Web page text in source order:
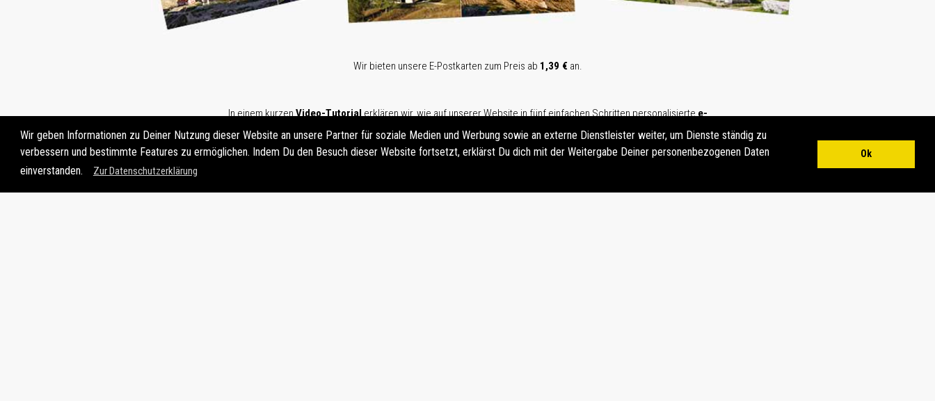
Wir geben Informationen zu Deiner Nutzung dieser Website an unsere Partner für soziale Medien und Werbung sowie an externe Dienstleister weiter, um Dienste ständig zu
verbessern und bestimmte Features zu ermöglichen. Indem Du den Besuch dieser Website fortsetzt, erklärst Du dich mit der Weitergabe Deiner personenbezogenen Daten
einverstanden.
Zur Datenschutzerklärung
Ok
Wir bieten unsere E-Postkarten zum Preis ab 1,39 €an.
In einem kurzenVideo-Tutorialerklären wir, wie auf unserer Website in fünf einfachen Schritten personalisiertee-
VIDEO TUTORIAL E-POSTKARTEN